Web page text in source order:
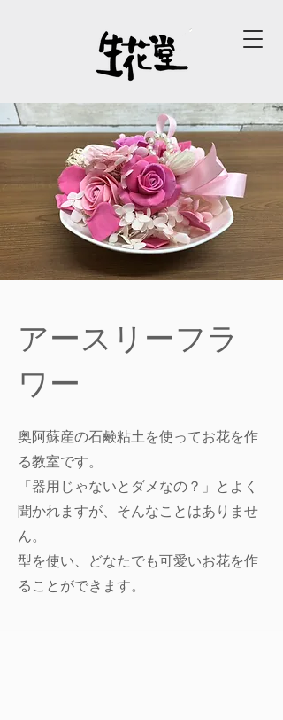
アースリーフラ
ワー
奥阿蘇産の石鹸粘土を使ってお花を作
る教室です。
「器用じゃないとダメなの？」とよく
聞かれますが、そんなことはありませ
ん。
型を使い、どなたでも可愛いお花を作
ることができます。